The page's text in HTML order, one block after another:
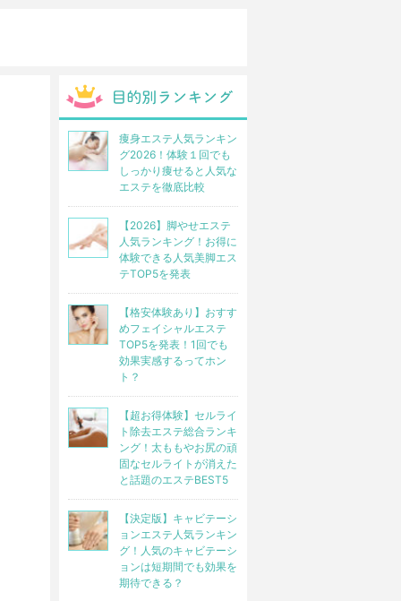
痩身エステ人気ランキン
グ2026！体験１回でも
しっかり痩せると人気な
エステを徹底比較
【2026】脚やせエステ
人気ランキング！お得に
体験できる人気美脚エス
テTOP5を発表
【格安体験あり】おすす
めフェイシャルエステ
TOP5を発表！1回でも
効果実感するってホン
ト？
【超お得体験】セルライ
ト除去エステ総合ランキ
ング！太ももやお尻の頑
固なセルライトが消えた
と話題のエステBEST5
【決定版】キャビテーシ
ョンエステ人気ランキン
グ！人気のキャビテーシ
ョンは短期間でも効果を
期待できる？